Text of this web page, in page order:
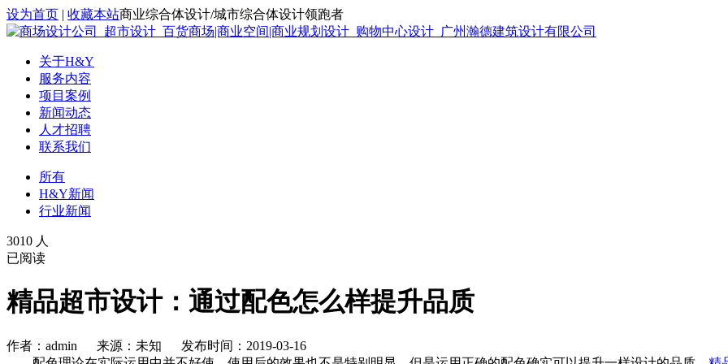
设为首页 | 收藏本站商业综合体设计/城市综合体设计领跑者
关于H&Y
服务内容
项目案例
新闻动态
人才招聘
联系我们
所有
H&Y新闻
行业新闻
3010 人
已阅读
精品超市设计：通过配色怎么样提升品质
作者：admin 来源：未知 发布时间：2019-03-16